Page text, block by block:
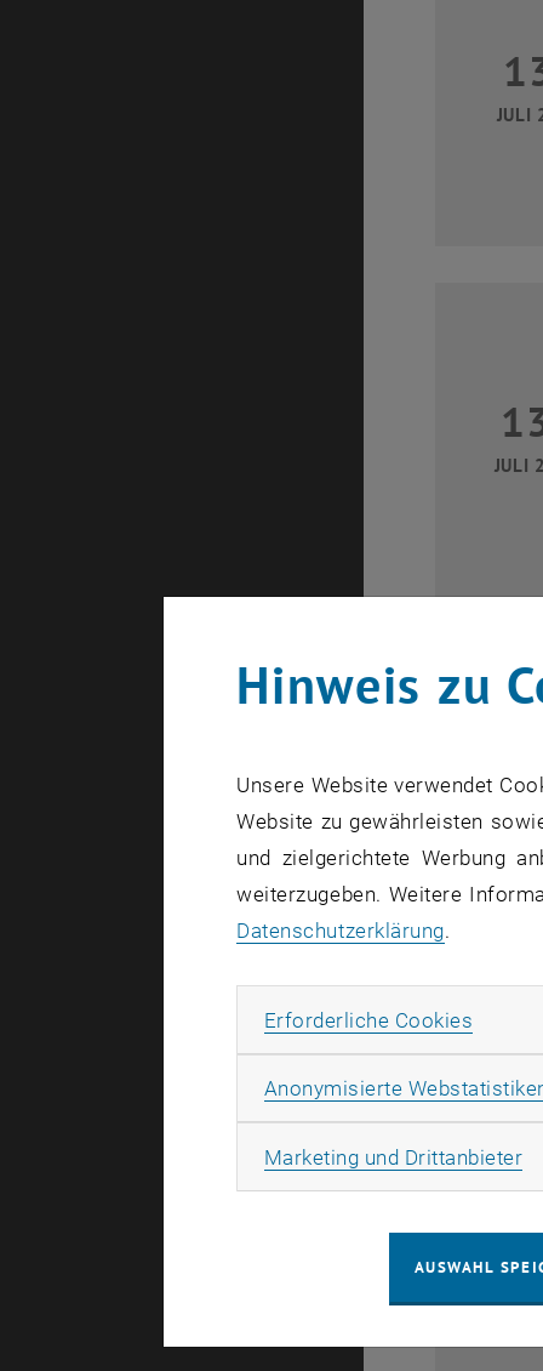
JULI
JULI
JULI
Hinweis zu
Unsere Website verwendet
Website zu gewährleisten
und zielgerichtete Werbung
weiterzugeben. Weitere
Datenschutzerklärung.
Erforderliche Cookies
Anonymisierte
Marketing und Drittanbieter
AUSWAHL